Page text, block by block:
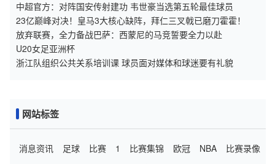
中超官方：对阵国安传射建功 韦世豪当选第五轮最佳球员
23亿巅峰对决！皇马3大核心缺阵，拜仁三叉戟已磨刀霍霍！
放弃联赛，全力备战巴萨：西蒙尼的马竞誓要全力以赴
U20女足亚洲杯
浙江队组织公共关系培训课 球员面对媒体和球迷要有礼貌
网站标签
消息资讯 足球 比赛 1 比赛集锦 欧冠 NBA
比赛录像